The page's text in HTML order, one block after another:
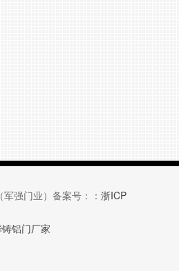
强门业）备案号：： 浙ICP
铝门厂家